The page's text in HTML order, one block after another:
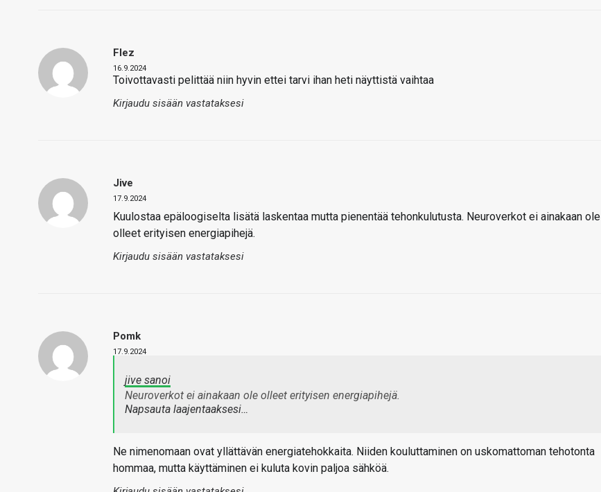
Flez
16.9.2024
Toivottavasti pelittää niin hyvin ettei tarvi ihan heti näyttistä vaihtaa
Kirjaudu sisään vastataksesi
Jive
17.9.2024
Kuulostaa epäloogiselta lisätä laskentaa mutta pienentää tehonkulutusta. Neuroverkot ei ainakaan ole
olleet erityisen energiapihejä.
Kirjaudu sisään vastataksesi
Pomk
17.9.2024
jive sanoi
Neuroverkot ei ainakaan ole olleet erityisen energiapihejä.
Napsauta laajentaaksesi…
Ne nimenomaan ovat yllättävän energiatehokkaita. Niiden kouluttaminen on uskomattoman tehotonta
hommaa, mutta käyttäminen ei kuluta kovin paljoa sähköä.